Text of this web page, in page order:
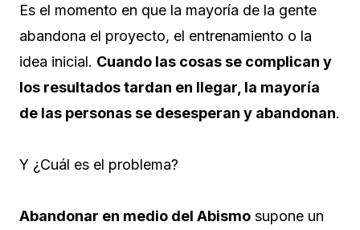
Es el momento en que la mayoría de la gente
abandona el proyecto, el entrenamiento o la
idea inicial. Cuando las cosas se complican y
los resultados tardan en llegar, la mayoría
de las personas se desesperan y abandonan.
Y ¿Cuál es el problema?
Abandonar en medio del Abismo supone un